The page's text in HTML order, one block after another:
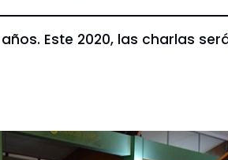
Este 2020, las charlas